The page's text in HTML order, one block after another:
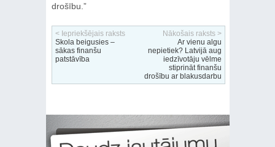
drošību.”
< Iepriekšējais raksts
Skola beigusies –
sākas finanšu
patstāvība
Nākošais raksts >
Ar vienu algu
nepietiek? Latvijā aug
iedzīvotāju vēlme
stiprināt finanšu
drošību ar blakusdarbu